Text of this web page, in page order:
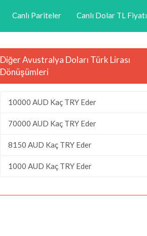
Canlı Pariteler Canlı Dolar TL Fiyatı
Diğer Avustralya Doları Türk Lirası
Dönüşümleri
10000 AUD Kaç TRY Eder
70000 AUD Kaç TRY Eder
8150 AUD Kaç TRY Eder
1000 AUD Kaç TRY Eder